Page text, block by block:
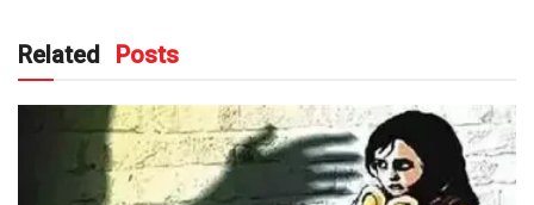
Related Posts